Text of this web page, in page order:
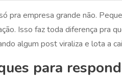
pra empresa grande não.
Isso faz toda diferença pra
algum post viraliza e lota a
para